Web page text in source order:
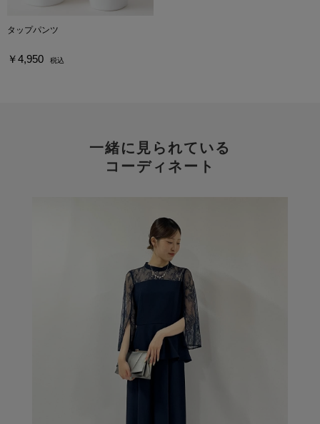
タップパンツ
￥4,950 税込
一緒に見られている
コーディネート